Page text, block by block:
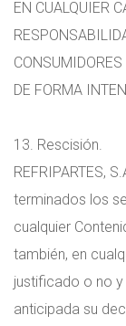
EN CUALQUIER
DE FORMA
13. Rescisión.
REFRIPARTES,
terminados los
cualquier
también, en
justificado o no
anticipada su